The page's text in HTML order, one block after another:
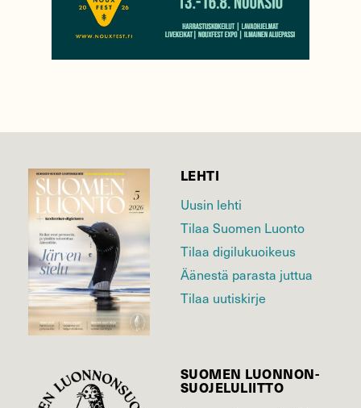
LEHTI
Uusin lehti
Tilaa Suomen Luonto
Tilaa digilukuoikeus
Äänestä parasta juttua
Tilaa uutiskirje
SUOMEN LUONNON­
SUOJELU­LIITTO